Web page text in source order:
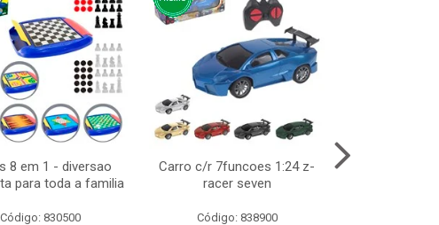
8 em 1 - diversao
para toda a familia
Código: 830500
Carro c/r 7funcoes 1:24 z-
racer seven
Código: 838900